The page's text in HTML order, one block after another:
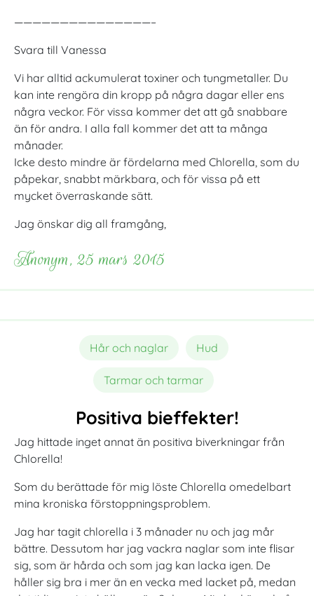
———————————————–
Svara till Vanessa
Vi har alltid ackumulerat toxiner och tungmetaller. Du
kan inte rengöra din kropp på några dagar eller ens
några veckor. För vissa kommer det att gå snabbare
än för andra. I alla fall kommer det att ta många
månader.
Icke desto mindre är fördelarna med Chlorella, som du
påpekar, snabbt märkbara, och för vissa på ett
mycket överraskande sätt.
Jag önskar dig all framgång,
Anonym, 25 mars 2015
Hår och naglar Hud
Tarmar och tarmar
Positiva bieffekter!
Jag hittade inget annat än positiva biverkningar från
Chlorella!
Som du berättade för mig löste Chlorella omedelbart
mina kroniska förstoppningsproblem.
Jag har tagit chlorella i 3 månader nu och jag mår
bättre. Dessutom har jag vackra naglar som inte flisar
sig, som är hårda och som jag kan lacka igen. De
håller sig bra i mer än en vecka med lacket på, medan